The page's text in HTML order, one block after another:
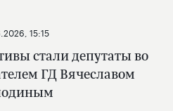
стали депутаты во
ГД Вячеславом
15:15